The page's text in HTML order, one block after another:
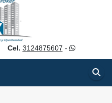
Cel. 3124875607 -